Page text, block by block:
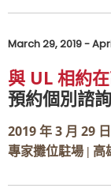
March 29, 2019 -
與 UL 相約
預約個別諮
2019 年 3 月 29
專家攤位駐場 | 高